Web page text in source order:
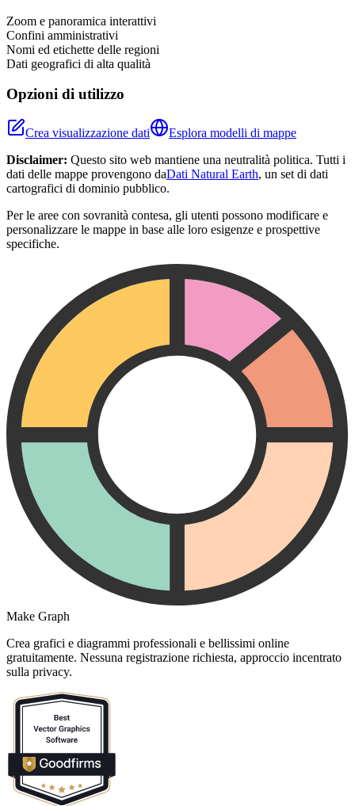
Zoom e panoramica interattivi
Confini amministrativi
Nomi ed etichette delle regioni
Dati geografici di alta qualità
Opzioni di utilizzo
Crea visualizzazione dati
Esplora modelli di mappe
Disclaimer: Questo sito web mantiene una neutralità politica. Tutti i
dati delle mappe provengono daDati Natural Earth, un set di dati
cartografici di dominio pubblico.
Per le aree con sovranità contesa, gli utenti possono modificare e
personalizzare le mappe in base alle loro esigenze e prospettive
specifiche.
Make Graph
Crea grafici e diagrammi professionali e bellissimi online
gratuitamente. Nessuna registrazione richiesta, approccio incentrato
sulla privacy.